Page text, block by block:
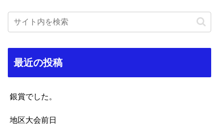
最近の投稿
銀賞でした。
地区大会前日